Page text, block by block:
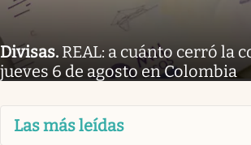
Divisas. REAL: a cuánto cerró la
jueves 6 de agosto en Colombia
Las más leídas